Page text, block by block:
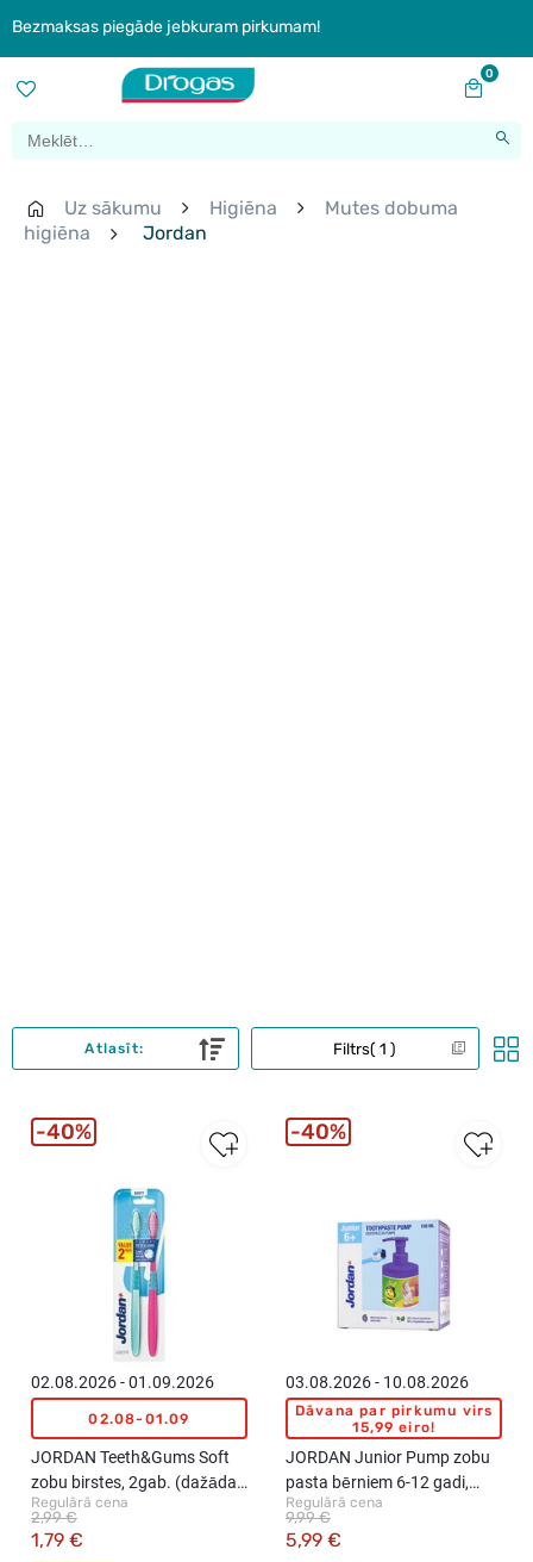
Bezmaksas piegāde jebkuram pirkumam!
0
Uz sākumu Higiēna
Mutes dobuma
higiēna
Jordan
Filtrs 1
Atlasīt:
02.08.2026 - 01.09.2026
02.08-01.09
JORDAN Teeth&Gums Soft
zobu birstes, 2gab. (dažādas
krāsas)
Regulārā cena
1,79 €
2,99 €
40%
03.08.2026 - 10.08.2026
Dāvana par pirkumu virs
15,99 eiro!
JORDAN Junior Pump zobu
pasta bērniem 6-12 gadi,
150ml
Regulārā cena
5,99 €
9,99 €
40%